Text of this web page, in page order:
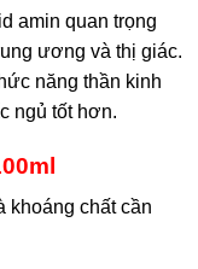
amin quan trọng
ương và thị giác.
năng thần kinh
ngủ tốt hơn.
khoáng chất cần